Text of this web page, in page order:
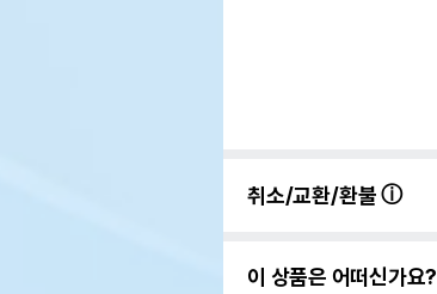
취소/교환/환불
이 상품은 어떠신가요?